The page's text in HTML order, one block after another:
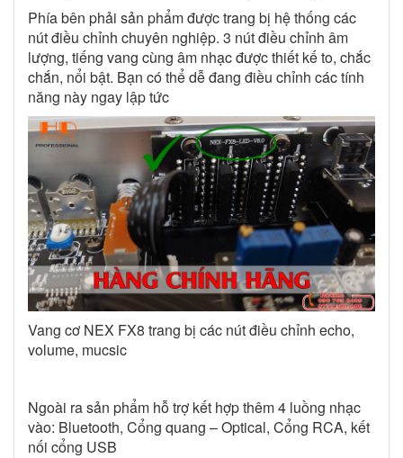
Phía bên phải sản phẩm được trang bị hệ thống các
nút điều chỉnh chuyên nghiệp. 3 nút điều chỉnh âm
lượng, tiếng vang cùng âm nhạc được thiết kế to, chắc
chắn, nổi bật. Bạn có thể dễ đang điều chỉnh các tính
năng này ngay lập tức
Vang cơ NEX FX8 trang bị các nút điều chỉnh echo,
volume, mucsic
Ngoài ra sản phẩm hỗ trợ kết hợp thêm 4 luồng nhạc
vào: Bluetooth, Cổng quang – Optical, Cổng RCA, kết
nối cổng USB